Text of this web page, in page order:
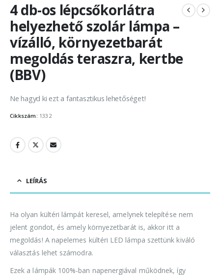
4 db-os lépcsőkorlátra
helyezhető szolár lámpa –
vízálló, környezetbarát
megoldás teraszra, kertbe
(BBV)
Ne hagyd ki ezt a fantasztikus lehetőséget!
Cikkszám: 1332
LEÍRÁS
Ha olyan kültéri lámpát keresel, amelynek telepítése nem
jelent gondot, és amely környezetbarát is, akkor itt a
megoldás! A napelemes kültéri LED lámpa szettünk kiváló
választás lehet számodra.
Ezek a lámpák 100%-ban napenergiával működnek, így